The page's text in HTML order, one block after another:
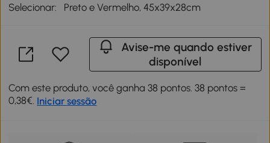
Selecionar: Preto e Vermelho, 45x39x28cm
Avise-me quando estiver
disponível
Com este produto, você ganha 38 pontos. 38 pontos =
0,38€. Iniciar sessão